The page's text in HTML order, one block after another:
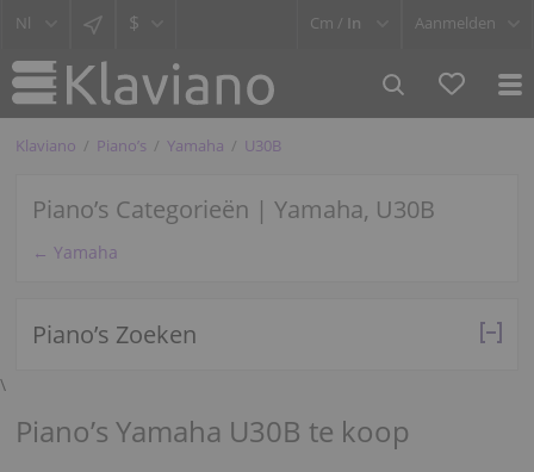
$ Cm / In Aanmelden
Klaviano Piano’s Yamaha U30B
Piano’s Categorieën | Yamaha, U30B
← Yamaha
Piano’s Zoeken
\
Piano’s Yamaha U30B te koop